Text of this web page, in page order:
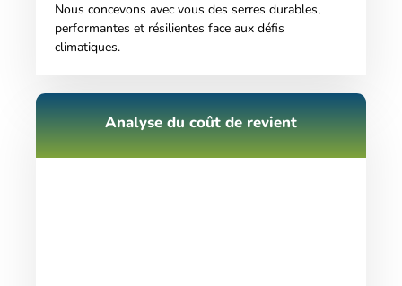
Nous concevons avec vous des serres durables,
performantes et résilientes face aux défis
climatiques.
Analyse du coût de revient